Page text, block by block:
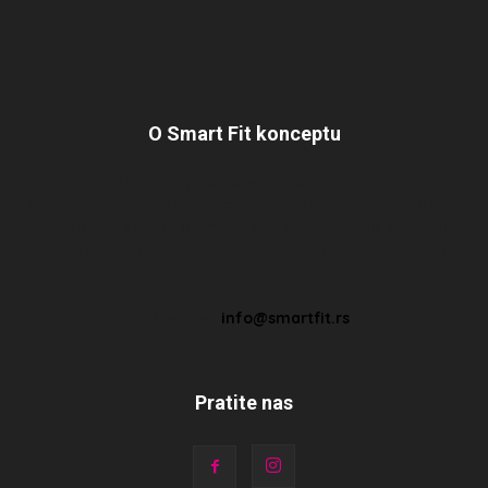
O Smart Fit konceptu
info@smartfit.rs
Pratite nas